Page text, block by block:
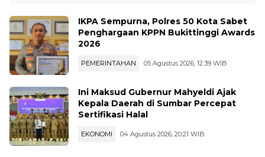
IKPA Sempurna, Polres 50 Kota Sabet
Penghargaan KPPN Bukittinggi Awards
2026
PEMERINTAHAN 05 Agustus 2026, 12:39 WIB
Ini Maksud Gubernur Mahyeldi Ajak
Kepala Daerah di Sumbar Percepat
Sertifikasi Halal
EKONOMI 04 Agustus 2026, 20:21 WIB